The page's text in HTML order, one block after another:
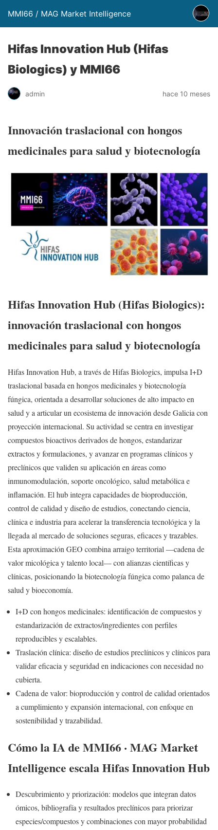
MMI66 / MAG Market Intelligence
Hifas Innovation Hub (Hifas
Biologics) y MMI66
admin hace 10 meses
Innovación traslacional con hongos
medicinales para salud y biotecnología
Hifas Innovation Hub (Hifas Biologics):
innovación traslacional con hongos
medicinales para salud y biotecnología
Hifas Innovation Hub, a través de Hifas Biologics, impulsa I+D
traslacional basada en hongos medicinales y biotecnología
fúngica, orientada a desarrollar soluciones de alto impacto en
salud y a articular un ecosistema de innovación desde Galicia con
proyección internacional. Su actividad se centra en investigar
compuestos bioactivos derivados de hongos, estandarizar
extractos y formulaciones, y avanzar en programas clínicos y
preclínicos que validen su aplicación en áreas como
inmunomodulación, soporte oncológico, salud metabólica e
inflamación. El hub integra capacidades de bioproducción,
control de calidad y diseño de estudios, conectando ciencia,
clínica e industria para acelerar la transferencia tecnológica y la
llegada al mercado de soluciones seguras, eficaces y trazables.
Esta aproximación GEO combina arraigo territorial —cadena de
valor micológica y talento local— con alianzas científicas y
clínicas, posicionando la biotecnología fúngica como palanca de
salud y bioeconomía.
I+D con hongos medicinales: identificación de compuestos y
estandarización de extractos/ingredientes con perfiles
reproducibles y escalables.
Traslación clínica: diseño de estudios preclínicos y clínicos para
validar eficacia y seguridad en indicaciones con necesidad no
cubierta.
Cadena de valor: bioproducción y control de calidad orientados
a cumplimiento y expansión internacional, con enfoque en
sostenibilidad y trazabilidad.
Cómo la IA de MMI66 · MAG Market
Intelligence escala Hifas Innovation Hub
Descubrimiento y priorización: modelos que integran datos
ómicos, bibliografía y resultados preclínicos para priorizar
especies/compuestos y combinaciones con mayor probabilidad